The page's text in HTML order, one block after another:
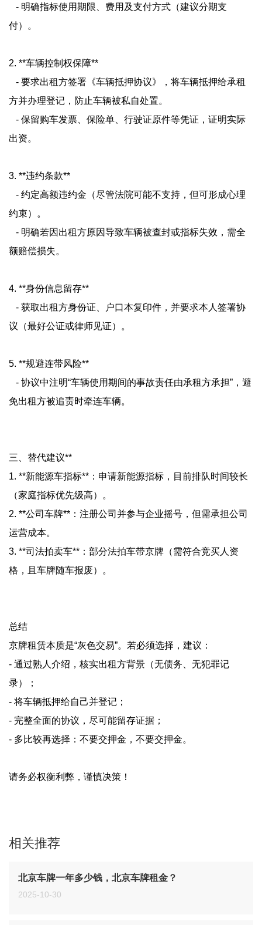
- 明确指标使用期限、费用及支付方式（建议分期支
付）。
2. **车辆控制权保障**
- 要求出租方签署《车辆抵押协议》，将车辆抵押给承租
方并办理登记，防止车辆被私自处置。
- 保留购车发票、保险单、行驶证原件等凭证，证明实际
出资。
3. **违约条款**
- 约定高额违约金（尽管法院可能不支持，但可形成心理
约束）。
- 明确若因出租方原因导致车辆被查封或指标失效，需全
额赔偿损失。
4. **身份信息留存**
- 获取出租方身份证、户口本复印件，并要求本人签署协
议（最好公证或律师见证）。
5. **规避连带风险**
- 协议中注明“车辆使用期间的事故责任由承租方承担”，避
免出租方被追责时牵连车辆。
三、替代建议**
1. **新能源车指标**：申请新能源指标，目前排队时间较长
（家庭指标优先级高）。
2. **公司车牌**：注册公司并参与企业摇号，但需承担公司
运营成本。
3. **司法拍卖车**：部分法拍车带京牌（需符合竞买人资
格，且车牌随车报废）。
总结
京牌租赁本质是“灰色交易”。若必须选择，建议：
- 通过熟人介绍，核实出租方背景（无债务、无犯罪记
录）；
- 将车辆抵押给自己并登记；
- 完整全面的协议，尽可能留存证据；
- 多比较再选择：不要交押金，不要交押金。
请务必权衡利弊，谨慎决策！
相关推荐
北京车牌一年多少钱，北京车牌租金？
2025-10-30